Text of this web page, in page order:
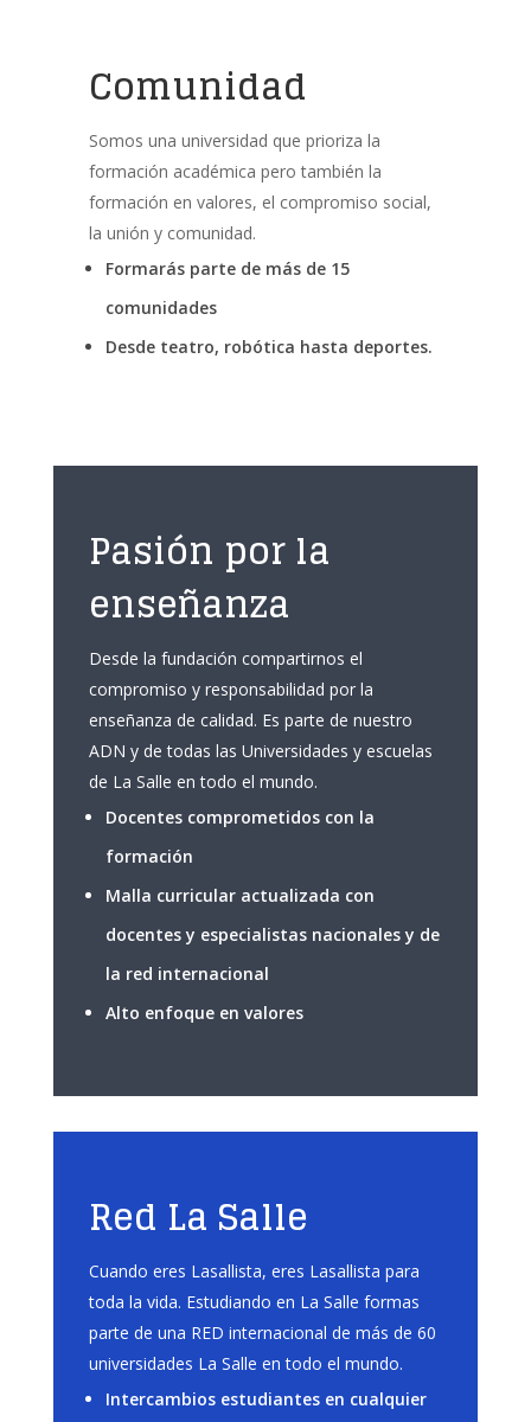
Comunidad
Somos una universidad que prioriza la
formación académica pero también la
formación en valores, el compromiso social,
la unión y comunidad.
Formarás parte de más de 15
comunidades
Desde teatro, robótica hasta deportes.
Pasión por la
enseñanza
Desde la fundación compartirnos el
compromiso y responsabilidad por la
enseñanza de calidad. Es parte de nuestro
ADN y de todas las Universidades y escuelas
de La Salle en todo el mundo.
Docentes comprometidos con la
formación
Malla curricular actualizada con
docentes y especialistas nacionales y de
la red internacional
Alto enfoque en valores
Red La Salle
Cuando eres Lasallista, eres Lasallista para
toda la vida. Estudiando en La Salle formas
parte de una RED internacional de más de 60
universidades La Salle en todo el mundo.
Intercambios estudiantes en cualquier